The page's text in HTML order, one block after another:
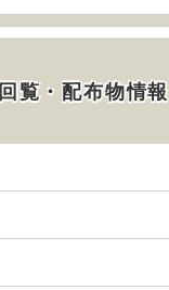
回覧・配布物情報